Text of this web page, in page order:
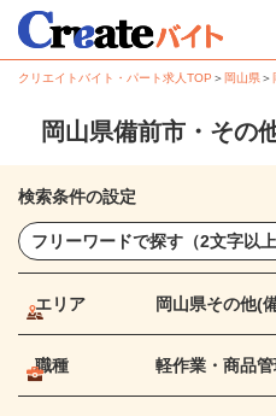
クリエイトバイト・パート求人TOP ＞ 岡山県＞
岡山県備前市・その
検索条件の設定
エリア 岡山県その他(
職種 軽作業・商品